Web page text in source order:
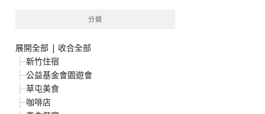
分類
展開全部 | 收合全部
新竹住宿
公益基金會園遊會
草屯美食
咖啡店